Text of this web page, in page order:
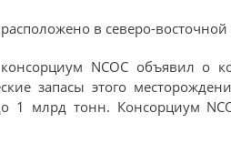
в северо-восточной
NCOC объявил о
запасы этого
1 млрд тонн. Консорциум